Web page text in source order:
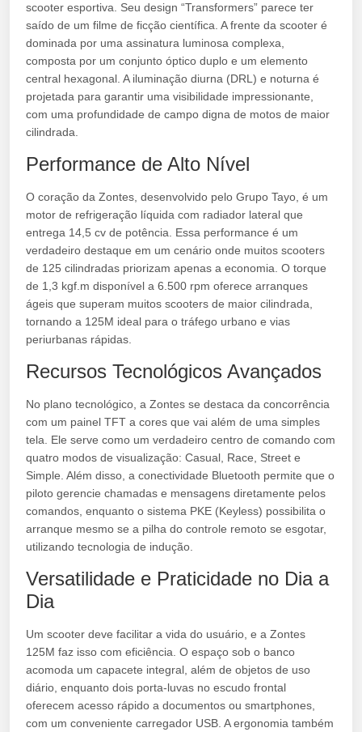
scooter esportiva. Seu design “Transformers” parece ter
saído de um filme de ficção científica. A frente da scooter é
dominada por uma assinatura luminosa complexa,
composta por um conjunto óptico duplo e um elemento
central hexagonal. A iluminação diurna (DRL) e noturna é
projetada para garantir uma visibilidade impressionante,
com uma profundidade de campo digna de motos de maior
cilindrada.
Performance de Alto Nível
O coração da Zontes, desenvolvido pelo Grupo Tayo, é um
motor de refrigeração líquida com radiador lateral que
entrega 14,5 cv de potência. Essa performance é um
verdadeiro destaque em um cenário onde muitos scooters
de 125 cilindradas priorizam apenas a economia. O torque
de 1,3 kgf.m disponível a 6.500 rpm oferece arranques
ágeis que superam muitos scooters de maior cilindrada,
tornando a 125M ideal para o tráfego urbano e vias
periurbanas rápidas.
Recursos Tecnológicos Avançados
No plano tecnológico, a Zontes se destaca da concorrência
com um painel TFT a cores que vai além de uma simples
tela. Ele serve como um verdadeiro centro de comando com
quatro modos de visualização: Casual, Race, Street e
Simple. Além disso, a conectividade Bluetooth permite que o
piloto gerencie chamadas e mensagens diretamente pelos
comandos, enquanto o sistema PKE (Keyless) possibilita o
arranque mesmo se a pilha do controle remoto se esgotar,
utilizando tecnologia de indução.
Versatilidade e Praticidade no Dia a
Dia
Um scooter deve facilitar a vida do usuário, e a Zontes
125M faz isso com eficiência. O espaço sob o banco
acomoda um capacete integral, além de objetos de uso
diário, enquanto dois porta-luvas no escudo frontal
oferecem acesso rápido a documentos ou smartphones,
com um conveniente carregador USB. A ergonomia também